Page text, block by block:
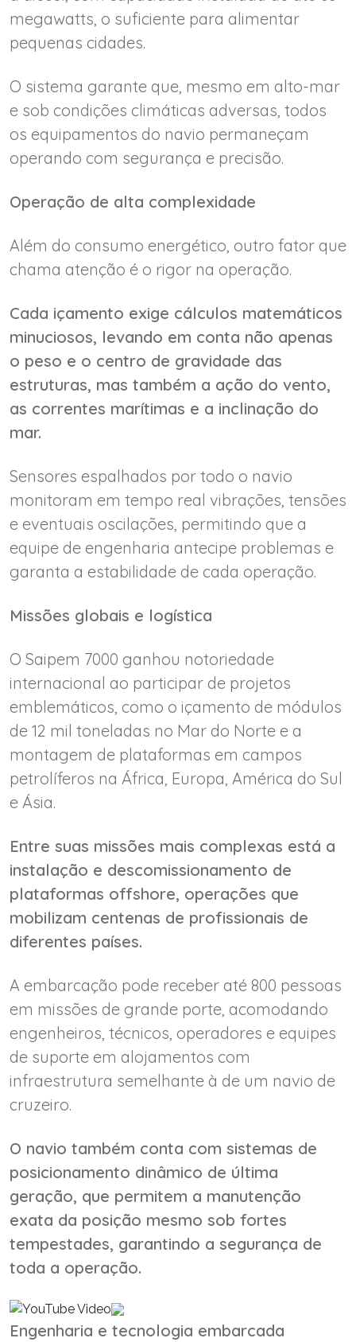
megawatts, o suficiente para alimentar
pequenas cidades.
O sistema garante que, mesmo em alto-mar
e sob condições climáticas adversas, todos
os equipamentos do navio permaneçam
operando com segurança e precisão.
Operação de alta complexidade
Além do consumo energético, outro fator que
chama atenção é o rigor na operação.
Cada içamento exige cálculos matemáticos
minuciosos, levando em conta não apenas
o peso e o centro de gravidade das
estruturas, mas também a ação do vento,
as correntes marítimas e a inclinação do
mar.
Sensores espalhados por todo o navio
monitoram em tempo real vibrações, tensões
e eventuais oscilações, permitindo que a
equipe de engenharia antecipe problemas e
garanta a estabilidade de cada operação.
Missões globais e logística
O Saipem 7000 ganhou notoriedade
internacional ao participar de projetos
emblemáticos, como o içamento de módulos
de 12 mil toneladas no Mar do Norte e a
montagem de plataformas em campos
petrolíferos na África, Europa, América do Sul
e Ásia.
Entre suas missões mais complexas está a
instalação e descomissionamento de
plataformas offshore, operações que
mobilizam centenas de profissionais de
diferentes países.
A embarcação pode receber até 800 pessoas
em missões de grande porte, acomodando
engenheiros, técnicos, operadores e equipes
de suporte em alojamentos com
infraestrutura semelhante à de um navio de
cruzeiro.
O navio também conta com sistemas de
posicionamento dinâmico de última
geração, que permitem a manutenção
exata da posição mesmo sob fortes
tempestades, garantindo a segurança de
toda a operação.
Engenharia e tecnologia embarcada